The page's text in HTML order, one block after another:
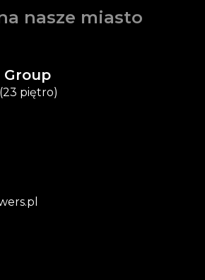
nasze miasto
Group
(23 piętro)